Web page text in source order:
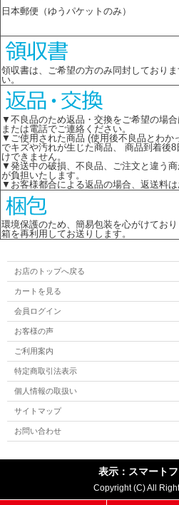
日本郵便（ゆうパケットのみ）
領収書は、ご希望の方のみ同封しており
い。
▼不良品のため返品・交換をご希望の場
または電話でご連絡ください。
▼ご使用された商品 (使用後不良品とわ
でキズや汚れが生じた商品、 商品到着後
けできません。
▼発送中の破損、不良品、ご注文と違う
が負担いたします。
▼お客様都合による返品の場合、返送料は
環境保護のため、簡易包装を心がけてお
箱を再利用してお送りします。
お店のトップへ戻る
カートを見る
会員ログイン
お客様の声
ご利用案内
特定商取引法表示
個人情報の取扱い
サイトマップ
お問い合わせ
表示：スマートフ
Copyright (C) All